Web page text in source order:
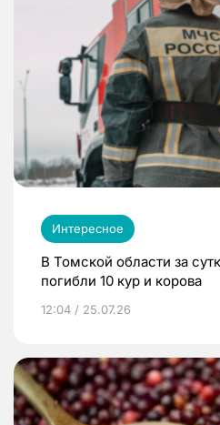
Интересное
В Томской области за
погибли 10 кур и корова
12:04 / 25.07.26